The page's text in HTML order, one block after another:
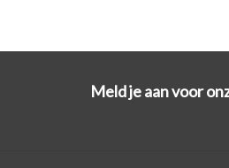
Meld je aan voor